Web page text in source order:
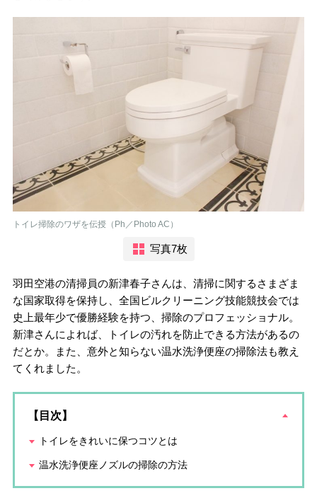
トイレ掃除のワザを伝授（Ph／Photo AC）
写真7枚
羽田空港の清掃員の新津春子さんは、清掃に関するさまざま
な国家取得を保持し、全国ビルクリーニング技能競技会では
史上最年少で優勝経験を持つ、掃除のプロフェッショナル。
新津さんによれば、トイレの汚れを防止できる方法があるの
だとか。また、意外と知らない温水洗浄便座の掃除法も教え
てくれました。
【目次】
トイレをきれいに保つコツとは
温水洗浄便座ノズルの掃除の方法